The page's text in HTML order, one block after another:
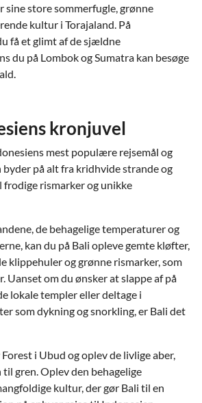
sine store sommerfugle, grønne
kultur i Torajaland. På
få et glimt af de sjældne
du på Lombok og Sumatra kan besøge
kronjuvel
mest populære rejsemål og
på alt fra kridhvide strande og
rismarker og unikke
de behagelige temperaturer og
kan du på Bali opleve gemte kløfter,
klippehuler og grønne rismarker, som
Uanset om du ønsker at slappe af på
lokale templer eller deltage i
som dykning og snorkling, er Bali det
i Ubud og oplev de livlige aber,
gren. Oplev den behagelige
kultur, der gør Bali til en